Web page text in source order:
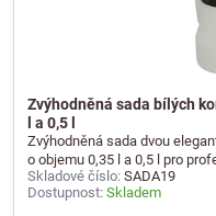
Zvýhodněná sada bílých
l a 0,5 l
Zvýhodněná sada dvou
o objemu 0,35 l a 0,5 l pro
Skladové číslo: SADA19
Dostupnost: Skladem